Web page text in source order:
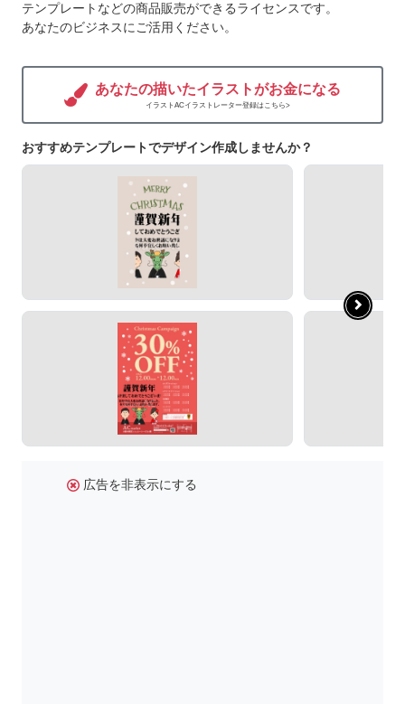
テンプレートなどの商品販売ができるライセンスです。
あなたのビジネスにご活用ください。
あなたの描いたイラストがお金になる
イラストACイラストレーター登録はこちら>
おすすめテンプレートでデザイン作成しませんか？
広告を非表示にする